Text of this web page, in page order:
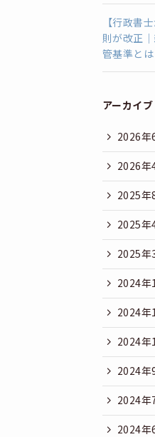
【行政書
則が改正
管基準とは
アーカイブ
2026年
2026年
2025年
2025年
2025年
2024年
2024年
2024年
2024年
2024年
2024年